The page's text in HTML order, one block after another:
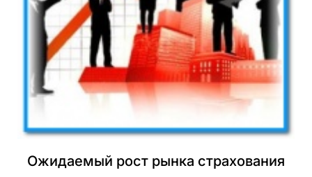
Ожидаемый рост рынка страхования